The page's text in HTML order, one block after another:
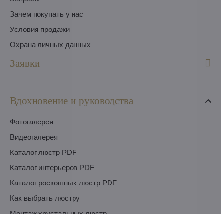
Зачем покупать у нас
Условия продажи
Охрана личных данных
Заявки
Вдохновение и руководства
Фотогалерея
Видеогалерея
Каталог люстр PDF
Каталог интерьеров PDF
Каталог роскошных люстр PDF
Как выбрать люстру